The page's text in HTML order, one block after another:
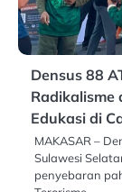
Densus 88
Radikalisme
Edukasi di
MAKASAR –
Sulawesi
penyebaran